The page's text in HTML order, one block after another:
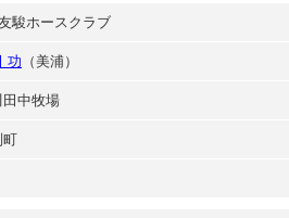
駿ホースクラブ
功 （美浦）
田中牧場
町